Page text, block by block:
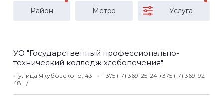
Район Метро Услуга
УО "Государственный профессионально-
технический колледж хлебопечения"
улица Якубовского, 43
+375 (17) 369-25-24 +375 (17) 369-92-
48